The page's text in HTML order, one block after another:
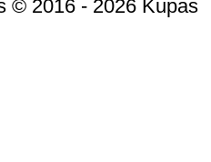
© 2016 - 2026 Kupas